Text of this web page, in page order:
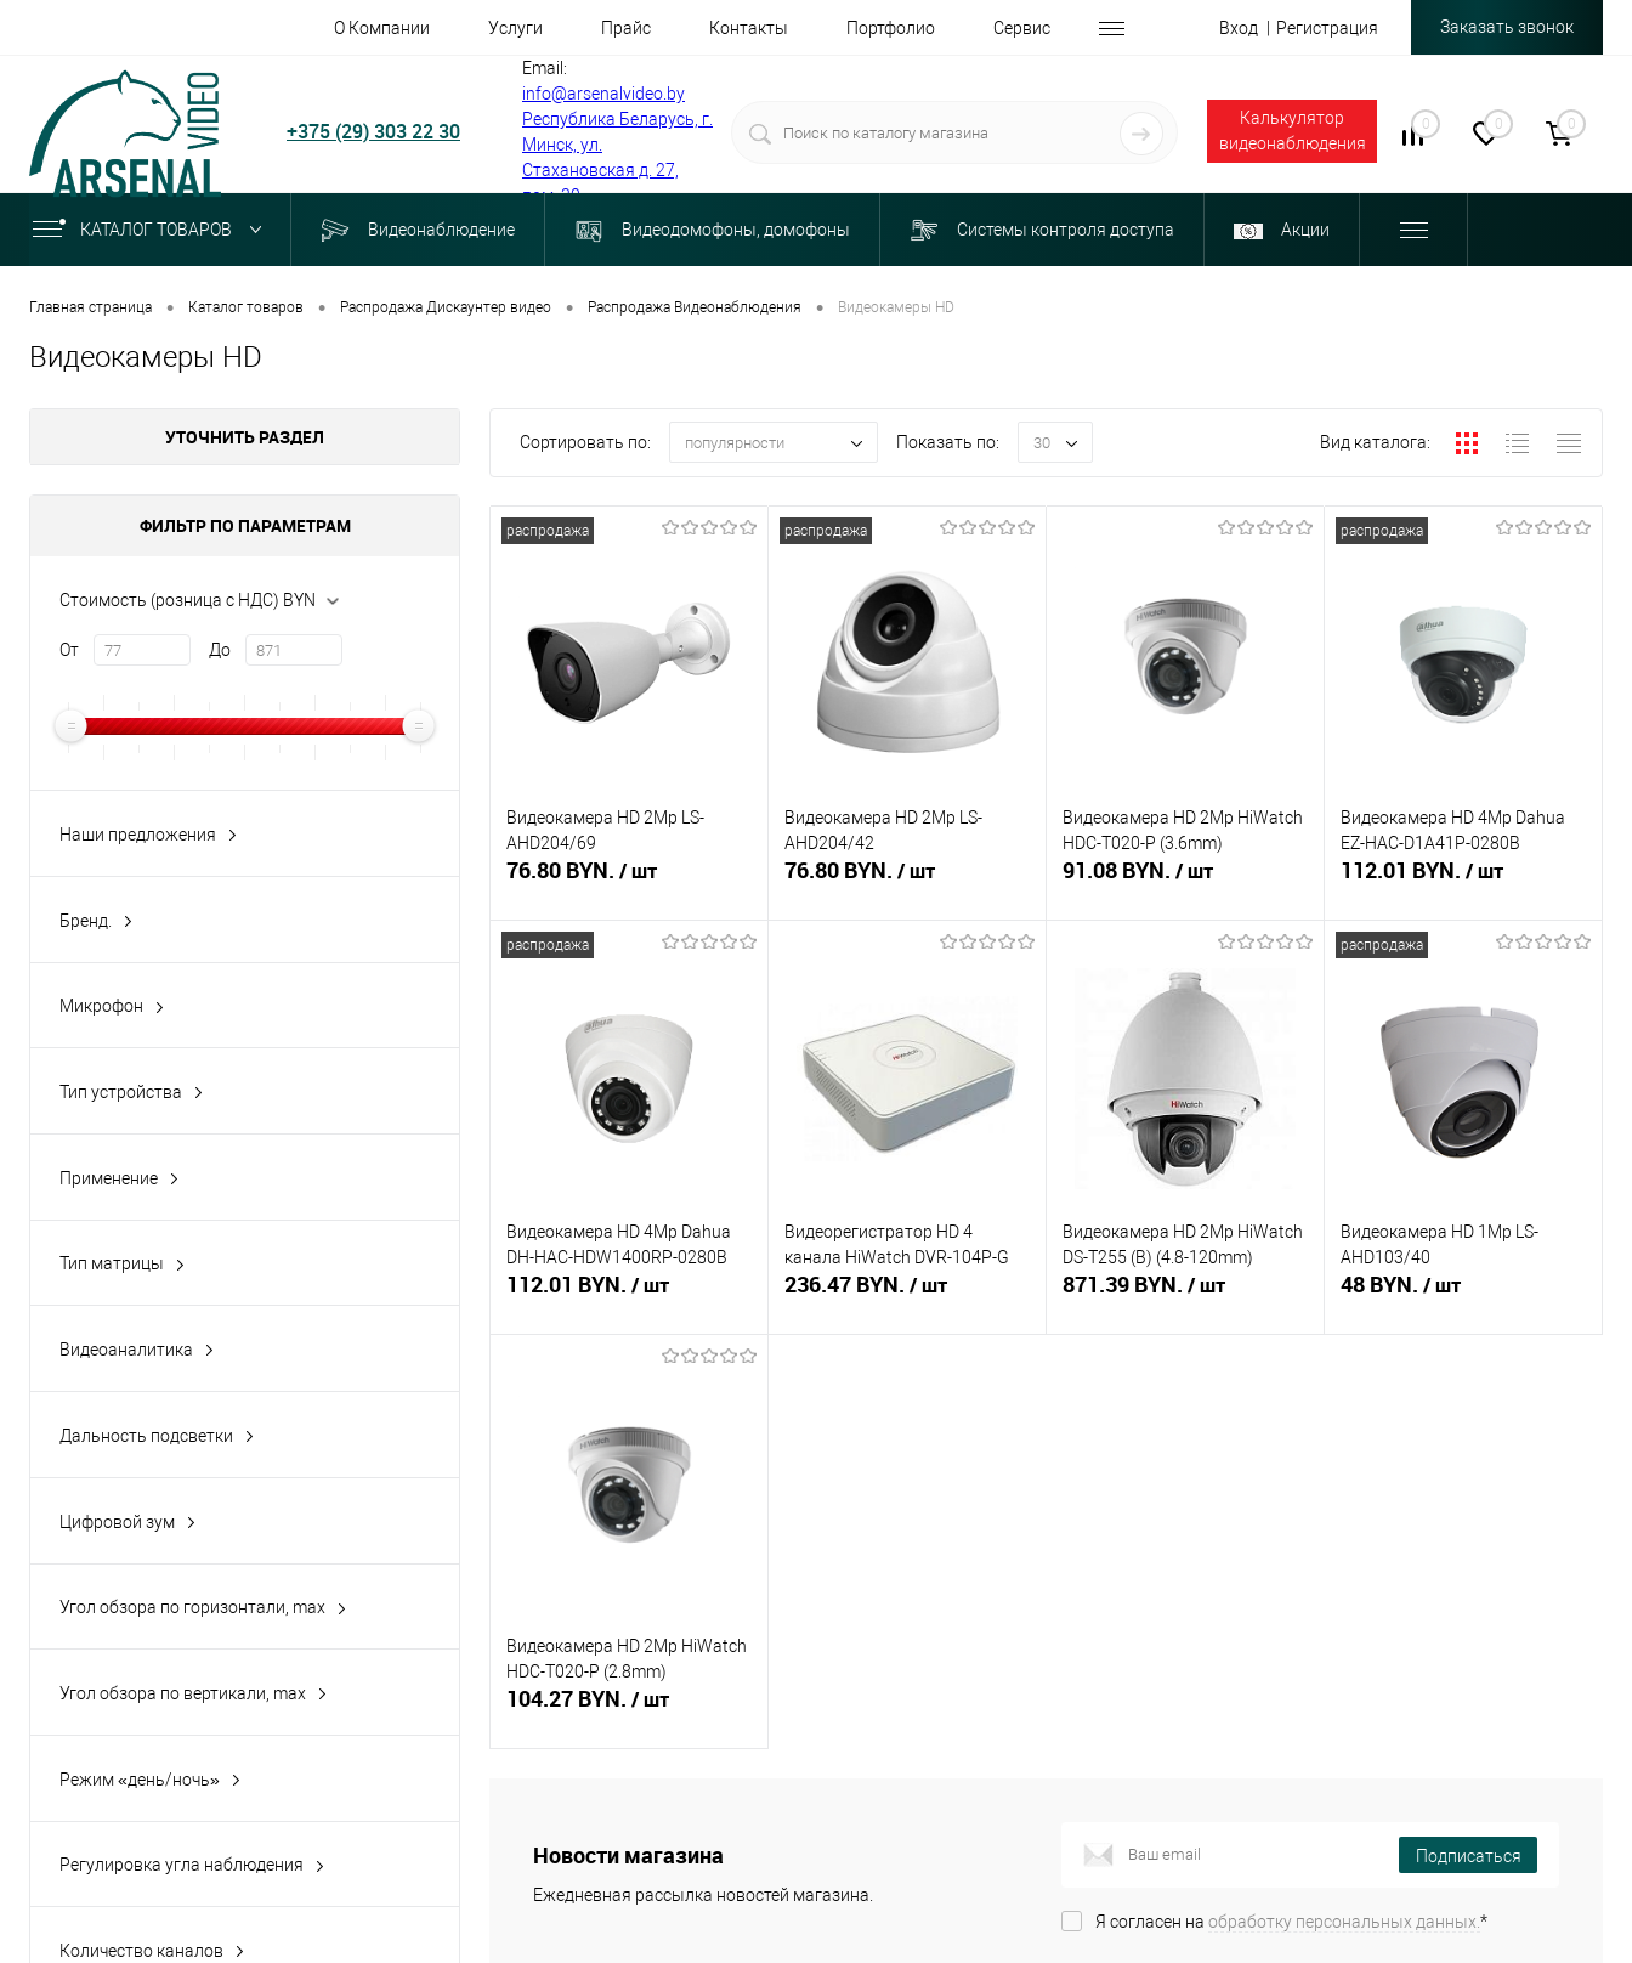
О Компании Услуги Прайс Контакты Портфолио Сервис Вход Регистрация Заказать звонок
+375 (29) 303 22 30
Email:
info@arsenalvideo.by
Республика Беларусь, г.
Минск, ул.
Стахановская д. 27,
пом. 30
Калькулятор
видеонаблюдения
0 0 0
КАТАЛОГ ТОВАРОВ Видеонаблюдение Видеодомофоны, домофоны Системы контроля доступа Акции
Главная страница • Каталог товаров • Распродажа Дискаунтер видео • Распродажа Видеонаблюдения • Видеокамеры HD
Видеокамеры HD
УТОЧНИТЬ РАЗДЕЛ
ФИЛЬТР ПО ПАРАМЕТРАМ
Стоимость (розница с НДС) BYN
От До
Наши предложения
Бренд.
Микрофон
Тип устройства
Применение
Тип матрицы
Видеоаналитика
Дальность подсветки
Цифровой зум
Угол обзора по горизонтали, max
Угол обзора по вертикали, max
Режим «день/ночь»
Регулировка угла наблюдения
Количество каналов
Сортировать по: популярности Показать по: 30 Вид каталога:
распродажа
Видеокамера HD 2Mp LS-
AHD204/69
76.80 BYN. / шт
Купить в 1 клик
Сравнение
В избранное
В наличии
распродажа
Видеокамера HD 2Mp LS-
AHD204/42
76.80 BYN. / шт
Купить в 1 клик
Сравнение
В избранное
В наличии
Видеокамера HD 2Mp HiWatch
HDC-T020-P (3.6mm)
91.08 BYN. / шт
В корзину
Купить в 1 клик
Сравнение
В избранное
распродажа
Видеокамера HD 4Mp Dahua
EZ-HAC-D1A41P-0280B
112.01 BYN. / шт
Купить в 1 клик
Сравнение
В избранное
В наличии
распродажа
Видеокамера HD 4Мр Dahua
DH-HAC-HDW1400RP-0280B
112.01 BYN. / шт
Купить в 1 клик
Сравнение
В избранное
В наличии
Видеорегистратор HD 4
канала HiWatch DVR-104P-G
236.47 BYN. / шт
Видеокамера HD 2Mp HiWatch
DS-T255 (B) (4.8-120mm)
871.39 BYN. / шт
распродажа
Видеокамера HD 1Mp LS-
AHD103/40
48 BYN. / шт
Видеокамера HD 2Mp HiWatch
HDC-T020-P (2.8mm)
104.27 BYN. / шт
Купить в 1 клик
К сравнению
В избранное
Недоступно
Новости магазина
Ежедневная рассылка новостей магазина.
Подписаться
Я согласен на обработку персональных данных. *